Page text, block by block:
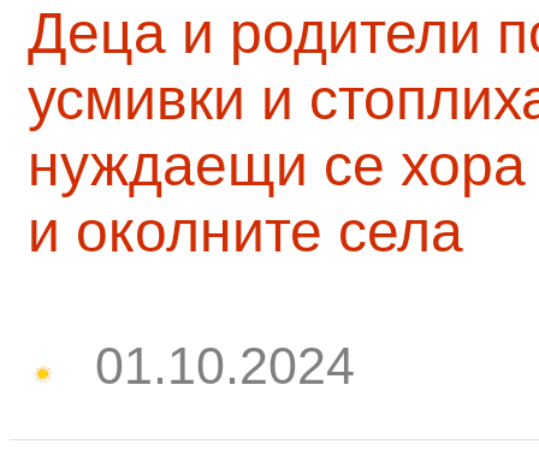
Деца и родители
усмивки и
нуждаещи се
и околните села
01.10.2024